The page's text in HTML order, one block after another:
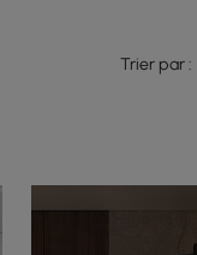
Trier par :